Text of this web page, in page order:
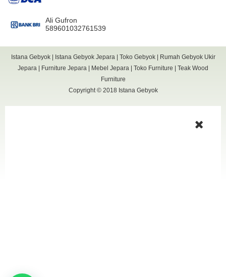
Ali Gufron
589601032761539
Istana Gebyok| Istana Gebyok Jepara Toko Gebyok|
Rumah Gebyok Ukir
Jepara
Furniture Jepara Mebel Jepara Toko Furniture
Teak Wood
Furniture
Copyright © 2018 Istana Gebyok